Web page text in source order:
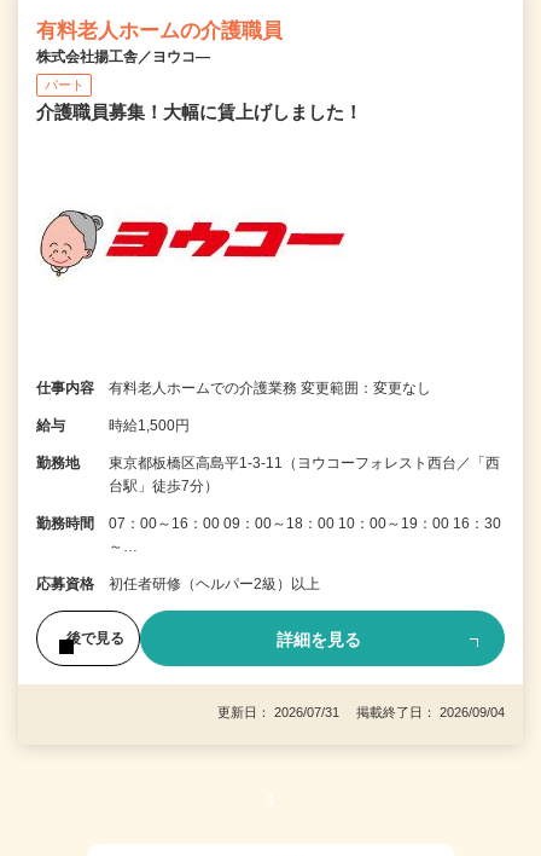
有料老人ホームの介護職員
株式会社揚工舎／ヨウコ―
パート
介護職員募集！大幅に賃上げしました！
仕事内容 有料老人ホームでの介護業務 変更範囲：変更なし
給与 時給1,500円
勤務地
東京都板橋区高島平1-3-11（ヨウコーフォレスト西台／「西
台駅」徒歩7分）
勤務時間
07：00～16：00 09：00～18：00 10：00～19：00 16：30
～…
応募資格 初任者研修（ヘルパー2級）以上
後で見る 詳細を見る
更新日： 2026/07/31 掲載終了日： 2026/09/04
1